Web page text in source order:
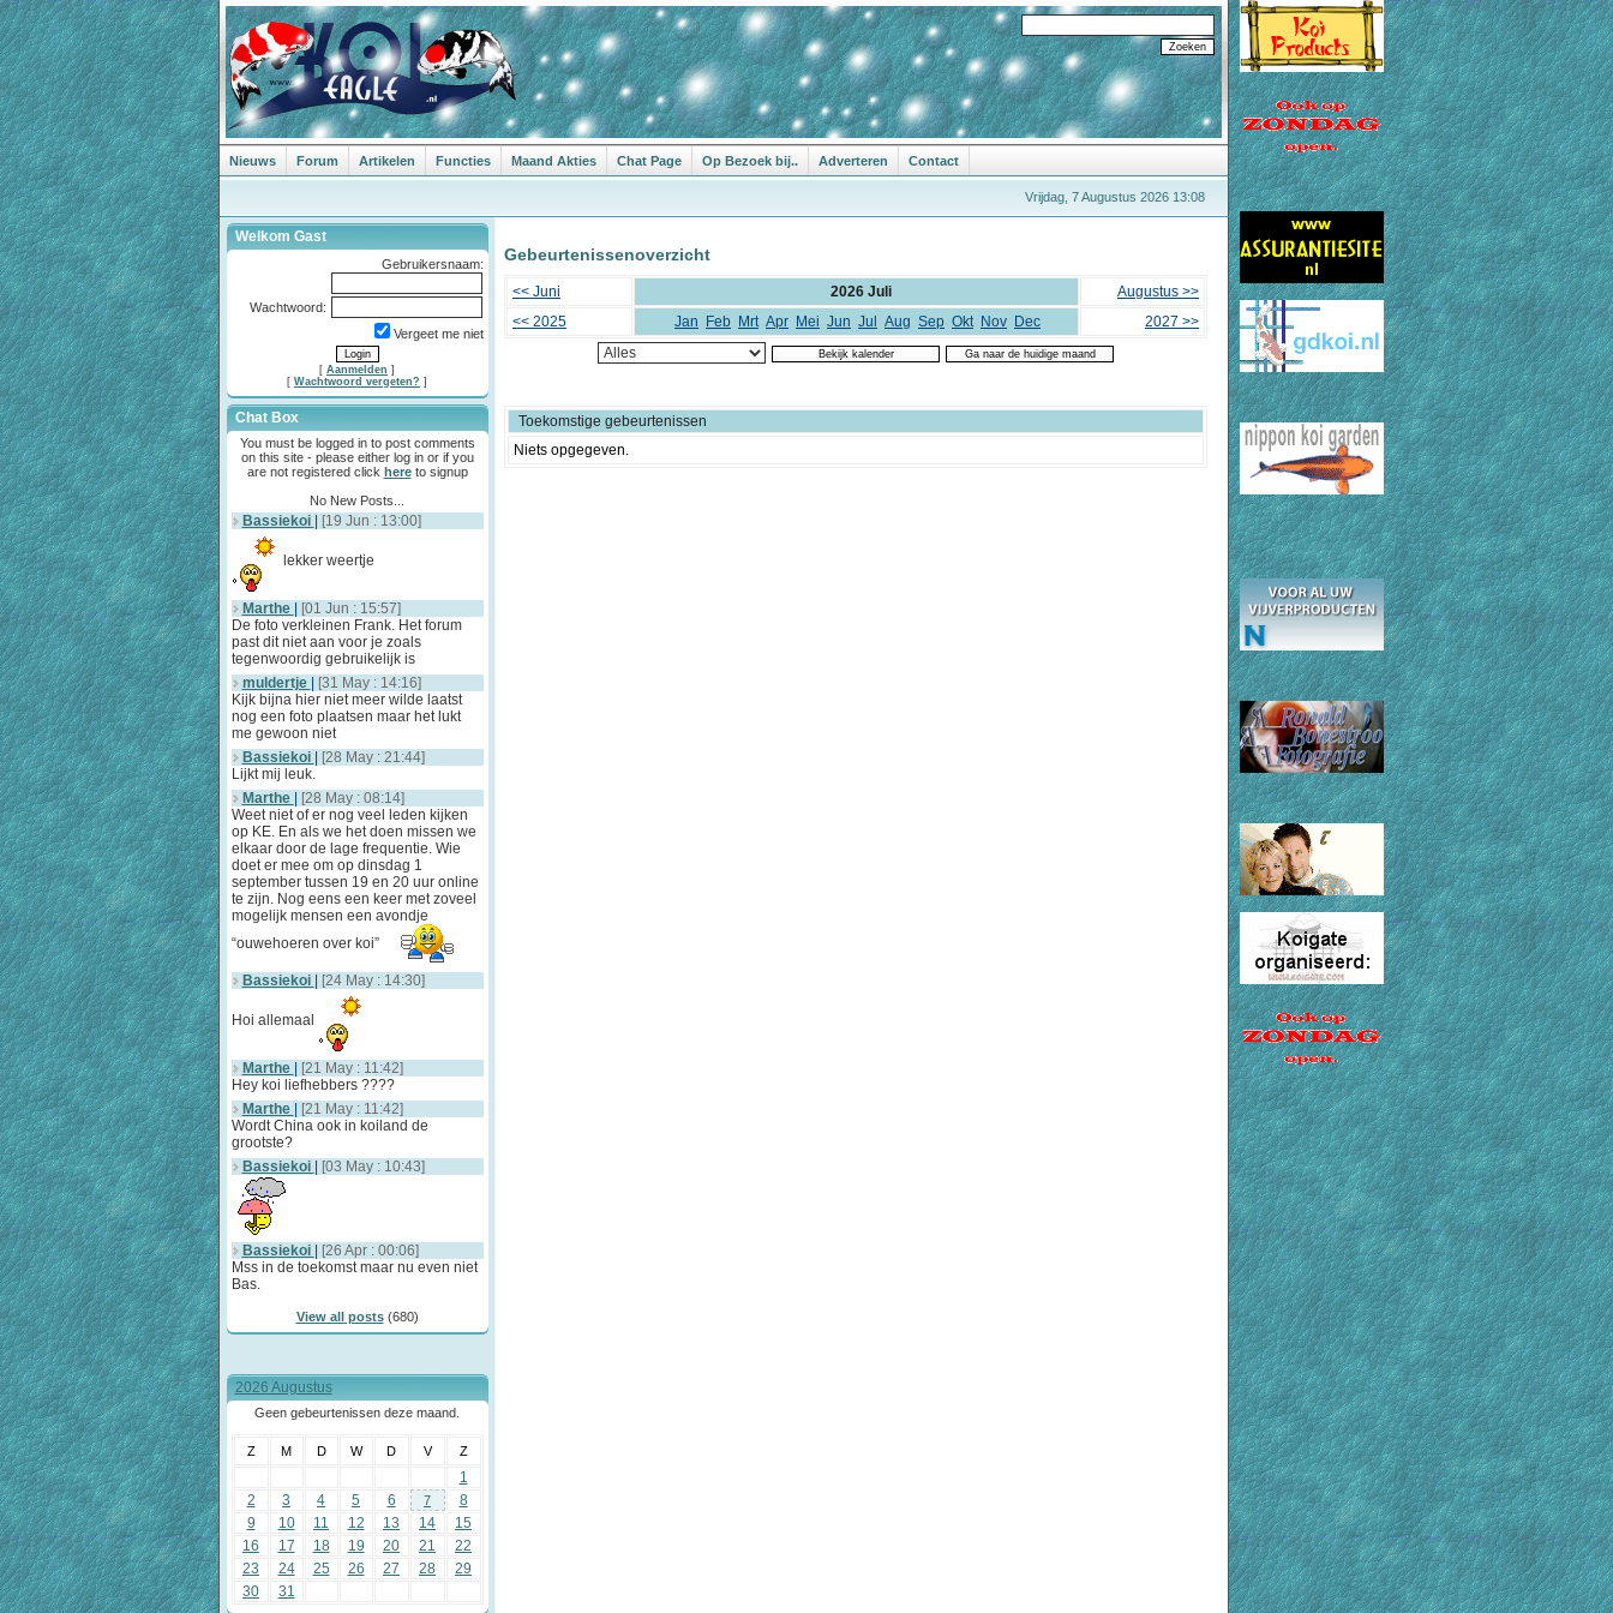
Nieuws Forum Artikelen Functies Maand Akties Chat Page Op Bezoek bij.. Adverteren Contact
Vrijdag, 7 Augustus 2026 13:08
Welkom Gast
Gebruikersnaam:
Wachtwoord:
Vergeet me niet
[ Aanmelden ]
[ Wachtwoord vergeten? ]
Chat Box
You must be logged in to post comments
on this site - please either log in or if you
are not registered click hereto signup
No New Posts...
Bassiekoi [19 Jun : 13:00]
lekker weertje
Marthe
[01 Jun : 15:57]
De foto verkleinen Frank. Het forum
past dit niet aan voor je zoals
tegenwoordig gebruikelijk is
muldertje
[31 May : 14:16]
Kijk bijna hier niet meer wilde laatst
nog een foto plaatsen maar het lukt
me gewoon niet
Bassiekoi
[28 May : 21:44]
Lijkt mij leuk.
Marthe
[28 May : 08:14]
Weet niet of er nog veel leden kijken
op KE. En als we het doen missen we
elkaar door de lage frequentie. Wie
doet er mee om op dinsdag 1
september tussen 19 en 20 uur online
te zijn. Nog eens een keer met zoveel
mogelijk mensen een avondje
“ouwehoeren over koi”
Bassiekoi [24 May : 14:30]
Hoi allemaal
Marthe
[21 May : 11:42]
Hey koi liefhebbers ????
Marthe
[21 May : 11:42]
Wordt China ook in koiland de
grootste?
Bassiekoi
[03 May : 10:43]
Bassiekoi
[26 Apr : 00:06]
Mss in de toekomst maar nu even niet
Bas.
View all posts(680)
2026 Augustus
Geen gebeurtenissen deze maand.
Z M D W D V Z
1
2
3 4 5 6 7
8
9
10 11 12 13 14
15
16
17 18 19 20 21
22
23
24 25 26 27 28
29
30
31
Gebeurtenissenoverzicht
<< Juni 2026 Juli
Augustus >>
<< 2025
Jan Feb Mrt Apr Mei Jun Jul Aug Sep Okt Nov Dec 2027 >>
Toekomstige gebeurtenissen
Niets opgegeven.